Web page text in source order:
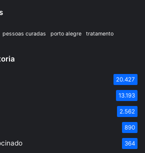
pessoas curadas porto alegre tratamento
20.427
13.193
2.562
890
364